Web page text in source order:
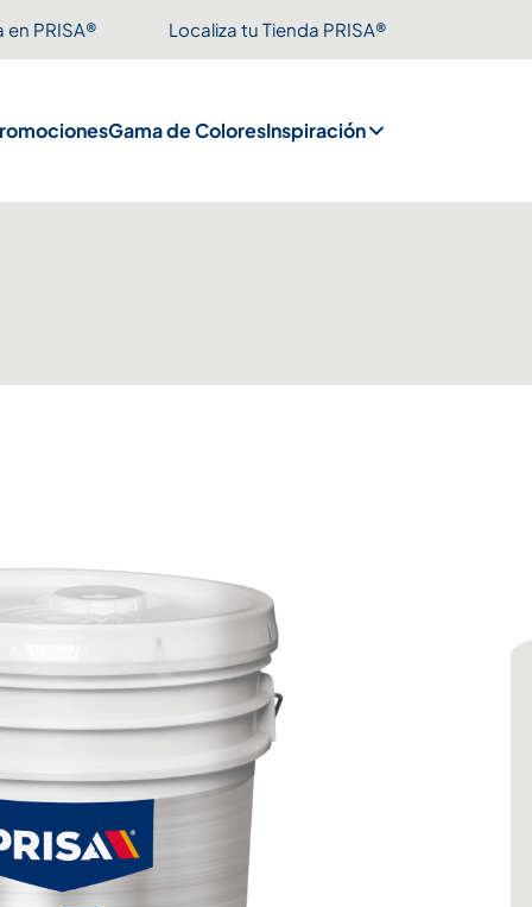
en PRISA® Localiza tu Tienda PRISA®
Gama de ColoresInspiración
TRÁFICO BASE
una película de alta visibilidad y
Se adhiere efectivamente, tanto al
en poco tiempo para permitir
Soporta cambios de temperatura y
y asfalto,